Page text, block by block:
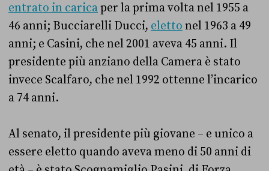
entrato in caricaper la prima volta nel 1955 a
46 anni; Bucciarelli Ducci, eletto nel 1963 a 49
anni; e Casini, che nel 2001 aveva 45 anni. Il
presidente più anziano della Camera è stato
invece Scalfaro, che nel 1992 ottenne l’incarico
a 74 anni.
Al senato, il presidente più giovane – e unico a
essere eletto quando aveva meno di 50 anni di